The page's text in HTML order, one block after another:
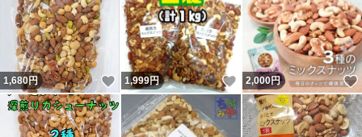
1,680円 いいね！
1,999円 いいね！
2,000円